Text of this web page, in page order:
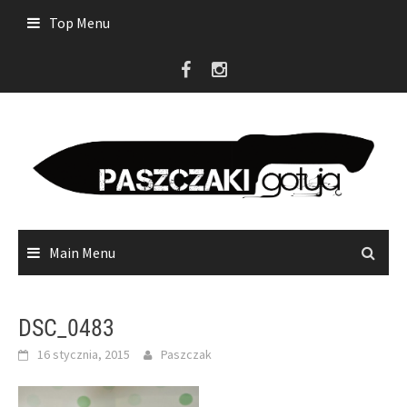
Top Menu
Main Menu
DSC_0483
16 stycznia, 2015 Paszczak